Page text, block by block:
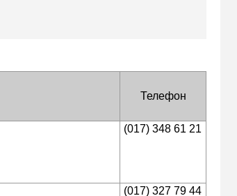
Телефон
(017) 348 61 21
(017) 327 79 44